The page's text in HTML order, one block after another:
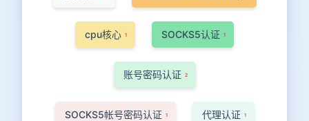
cpu核心 1 SOCKS5认证 1
账号密码认证 2
SOCKS5帐号密码认证 1 代理认证 1